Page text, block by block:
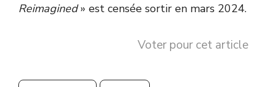
Reimagined» est censée sortir en mars 2024.
Voter pour cet article